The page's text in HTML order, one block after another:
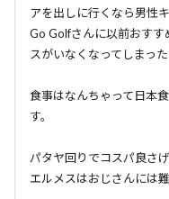
アを出しに行くなら男性
Go Golfさんに以前おすす
スがいなくなってしまっ
食事はなんちゃって日本
す。
パタヤ回りでコスパ良さ
エルメスはおじさんには難